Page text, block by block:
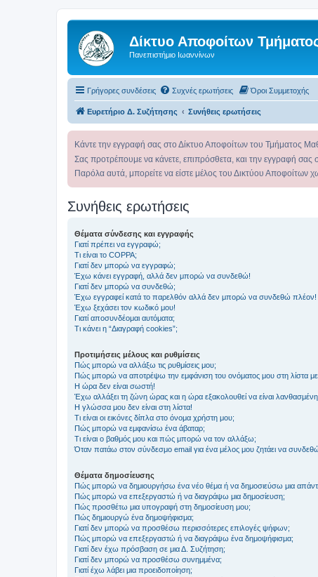
Δίκτυο Αποφοίτων
Πανεπιστήμιο Ιωαννίνων
Γρήγορες συνδέσεις Συχνές ερωτήσεις Όροι Συμμετοχής
Ευρετήριο Δ. Συζήτησης Συνήθεις ερωτήσεις
Κάντε την εγγραφή σας στο Δίκτυο Αποφοίτων του Τμήματος
Σας προτρέπουμε να κάνετε, επιπρόσθετα, και την εγγραφή
Παρόλα αυτά, μπορείτε να είστε μέλος του Δικτύου Αποφοίτων
Συνήθεις ερωτήσεις
Θέματα σύνδεσης και εγγραφής
Γιατί πρέπει να εγγραφώ;
Τι είναι το COPPA;
Γιατί δεν μπορώ να εγγραφώ;
Έχω κάνει εγγραφή, αλλά δεν μπορώ να συνδεθώ!
Γιατί δεν μπορώ να συνδεθώ;
Έχω εγγραφεί κατά το παρελθόν αλλά δεν μπορώ να συνδεθώ πλέον!
Έχω ξεχάσει τον κωδικό μου!
Γιατί αποσυνδέομαι αυτόματα;
Τι κάνει η “Διαγραφή cookies”;
Προτιμήσεις μέλους και ρυθμίσεις
Πώς μπορώ να αλλάξω τις ρυθμίσεις μου;
Πώς μπορώ να αποτρέψω την εμφάνιση του ονόματος μου στη λίστα
Η ώρα δεν είναι σωστή!
Έχω αλλάξει τη ζώνη ώρας και η ώρα εξακολουθεί να είναι
Η γλώσσα μου δεν είναι στη λίστα!
Τι είναι οι εικόνες δίπλα στο όνομα χρήστη μου;
Πώς μπορώ να εμφανίσω ένα άβαταρ;
Τι είναι ο βαθμός μου και πώς μπορώ να τον αλλάξω;
Όταν πατάω στον σύνδεσμο email για ένα μέλος μου ζητάει να
Θέματα δημοσίευσης
Πώς μπορώ να δημιουργήσω ένα νέο θέμα ή να δημοσιεύσω μια
Πώς μπορώ να επεξεργαστώ ή να διαγράψω μια δημοσίευση;
Πώς προσθέτω μια υπογραφή στη δημοσίευση μου;
Πώς δημιουργώ ένα δημοψήφισμα;
Γιατί δεν μπορώ να προσθέσω περισσότερες επιλογές ψήφων;
Πώς μπορώ να επεξεργαστώ ή να διαγράψω ένα δημοψήφισμα;
Γιατί δεν έχω πρόσβαση σε μια Δ. Συζήτηση;
Γιατί δεν μπορώ να προσθέσω συνημμένα;
Γιατί έχω λάβει μια προειδοποίηση;